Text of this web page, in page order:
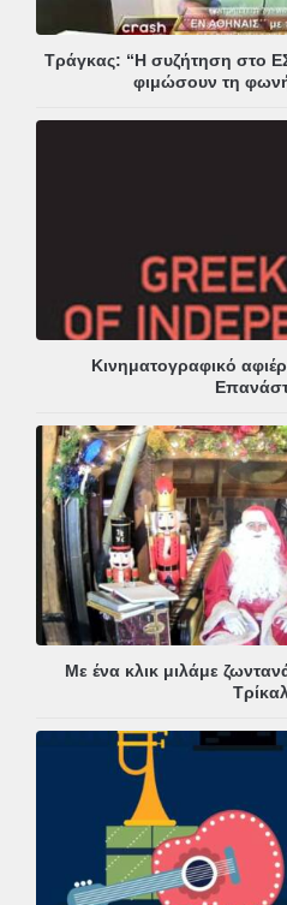
Τράγκας: “Η συζήτηση στο
φιμώσουν τη
Κινηματογραφικό
Με ένα κλικ μιλάμε